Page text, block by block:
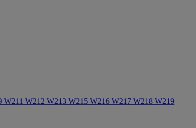
W211 W212 W213 W215 W216 W217 W218 W219